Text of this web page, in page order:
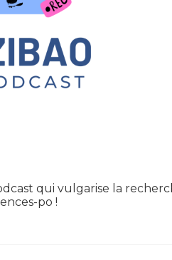
qui vulgarise la
po !